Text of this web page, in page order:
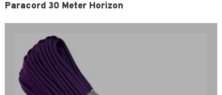
Paracord 30 Meter Horizon